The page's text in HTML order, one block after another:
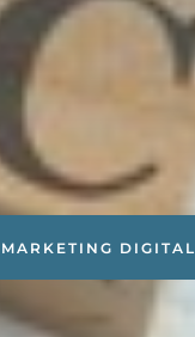
MARKETING DIGITAL